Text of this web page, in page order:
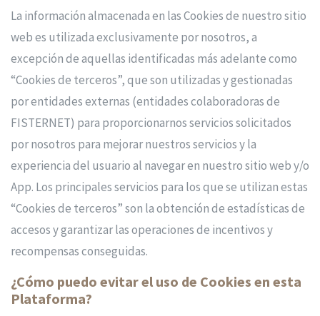
La información almacenada en las Cookies de nuestro sitio
web es utilizada exclusivamente por nosotros, a
excepción de aquellas identificadas más adelante como
“Cookies de terceros”, que son utilizadas y gestionadas
por entidades externas (entidades colaboradoras de
FISTERNET) para proporcionarnos servicios solicitados
por nosotros para mejorar nuestros servicios y la
experiencia del usuario al navegar en nuestro sitio web y/o
App. Los principales servicios para los que se utilizan estas
“Cookies de terceros” son la obtención de estadísticas de
accesos y garantizar las operaciones de incentivos y
recompensas conseguidas.
¿Cómo puedo evitar el uso de Cookies en esta
Plataforma?